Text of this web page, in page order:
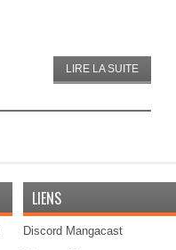
LIRE LA SUITE
LIENS
Discord Mangacast